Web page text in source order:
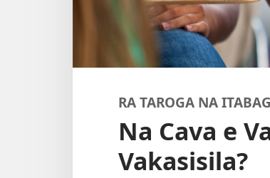
RA TAROGA NA
Na Cava e
Vakasisila?